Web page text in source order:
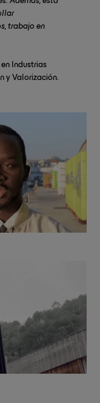
trabajo en
Industrias
y Valorización.